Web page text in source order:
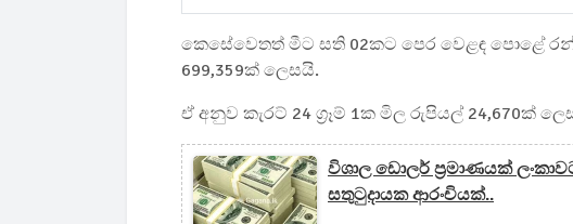
කෙසේවෙතත් මීට සති 02කට පෙර වෙළඳ පොළේ
699,359ක් ලෙසයි.
ඒ අනුව කැරට් 24 ග්‍රෑම් 1ක මිල රුපියල් 24,670ක්
විශාල ඩොලර් ප්‍රමාණයක්
සතුටුදායක ආරංචියක්..